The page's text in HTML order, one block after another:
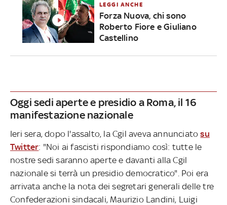
LEGGI ANCHE
Forza Nuova, chi sono
Roberto Fiore e Giuliano
Castellino
Oggi sedi aperte e presidio a Roma, il 16
manifestazione nazionale
Ieri sera, dopo l'assalto, la Cgil aveva annunciatosu
Twitter: "Noi ai fascisti rispondiamo così: tutte le
nostre sedi saranno aperte e davanti alla Cgil
nazionale si terrà un presidio democratico". Poi era
arrivata anche la nota dei segretari generali delle tre
Confederazioni sindacali, Maurizio Landini, Luigi